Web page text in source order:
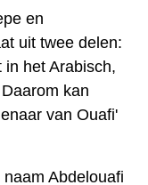
en
uit twee delen:
in het Arabisch,
kan
van Ouafi'
Abdelouafi